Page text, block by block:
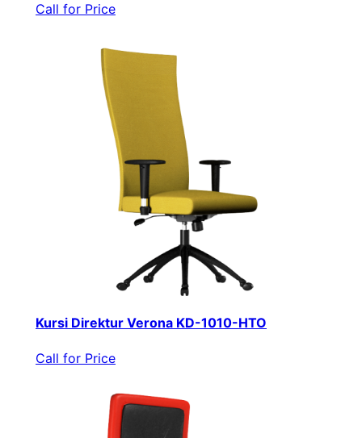
Call for Price
Kursi Direktur Verona KD-1010-HTO
Call for Price